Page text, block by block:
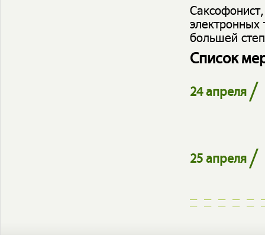
электронных
большей
Список
24 апреля/
25 апреля/